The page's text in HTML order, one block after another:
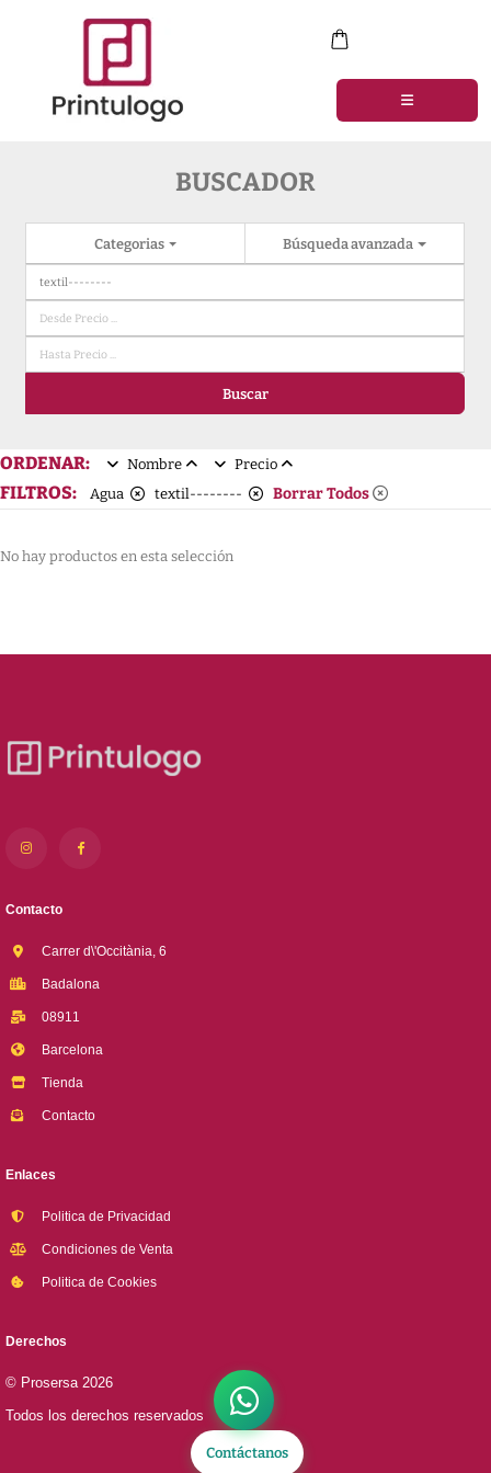
BUSCADOR
Categorias Búsqueda avanzada
Buscar
ORDENAR: Nombre Precio
FILTROS: Agua textil-------- Borrar Todos
No hay productos en esta selección
Contáctanos
Contacto
Carrer d\'Occitània, 6
Badalona
08911
Barcelona
Tienda
Contacto
Enlaces
Politica de Privacidad
Condiciones de Venta
Politica de Cookies
Derechos
© Prosersa 2026
Todos los derechos reservados